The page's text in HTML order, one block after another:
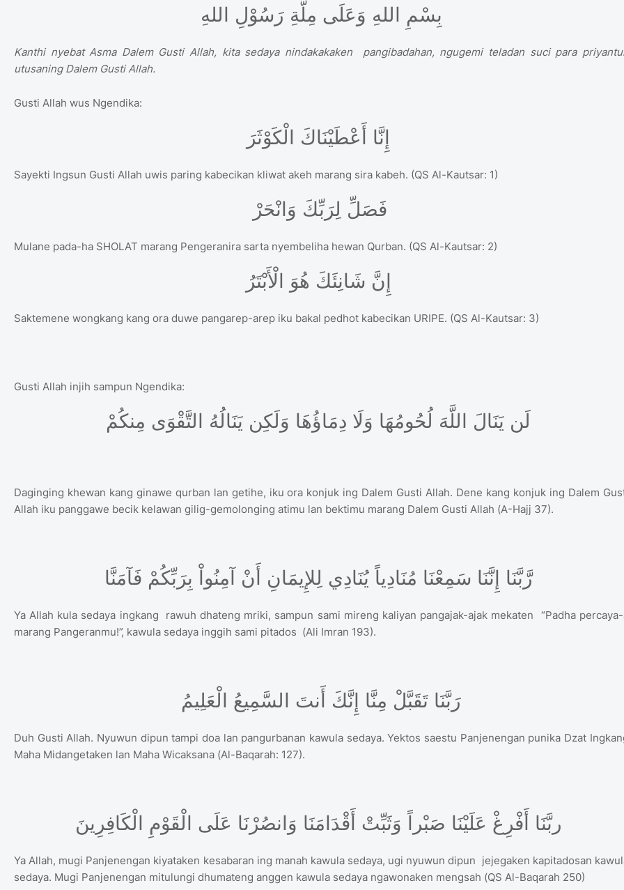
بِسْمِ اللهِ وَعَلَى مِلَّةِ رَسُوْلِ اللهِ
Kanthi nyebat Asma Dalem Gusti Allah, kita sedaya nindakakaken pangibadahan, ngugemi teladan suci para
utusaning Dalem Gusti Allah.
Gusti Allah wus Ngendika:
Sayekti Ingsun Gusti Allah uwis paring kabecikan kliwat akeh marang sira kabeh. (QS Al-Kautsar: 1)
فَصَلِّ لِرَبِّكَ وَانْحَرْ
Mulane pada-ha SHOLAT marang Pengeranira sarta nyembeliha hewan Qurban. (QS Al-Kautsar: 2)
Saktemene wongkang kang ora duwe pangarep-arep iku bakal pedhot kabecikan URIPE. (QS Al-Kautsar: 3)
Gusti Allah injih sampun Ngendika:
Daginging khewan kang ginawe qurban lan getihe, iku ora konjuk ing Dalem Gusti Allah. Dene kang konjuk ing Dalem
Allah iku panggawe becik kelawan gilig-gemolonging atimu lan bektimu marang Dalem Gusti Allah (A-Hajj 37).
رَّبَّنَا إِنَّنَا سَمِعْنَا مُنَادِياً يُنَادِي لِلإِيمَانِ أَنْ آمِنُواْ بِرَبِّكُمْ فَآمَنَّا
Ya Allah kula sedaya ingkang rawuh dhateng mriki, sampun sami mireng kaliyan pangajak-ajak mekaten “Padha
marang Pangeranmu!”, kawula sedaya inggih sami pitados (Ali Imran 193).
Duh Gusti Allah. Nyuwun dipun tampi doa lan pangurbanan kawula sedaya. Yektos saestu Panjenengan punika Dzat
Maha Midangetaken lan Maha Wicaksana (Al-Baqarah: 127).
Ya Allah, mugi Panjenengan kiyataken kesabaran ing manah kawula sedaya, ugi nyuwun dipun jejegaken kapitadosan
sedaya. Mugi Panjenengan mitulungi dhumateng anggen kawula sedaya ngawonaken mengsah (QS Al-Baqarah 250)